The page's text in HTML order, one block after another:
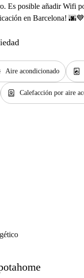
Es posible añadir Wifi
en Barcelona! 🌆💙
Aire acondicionado local_laundry_service
water_heater Calefacción por aire